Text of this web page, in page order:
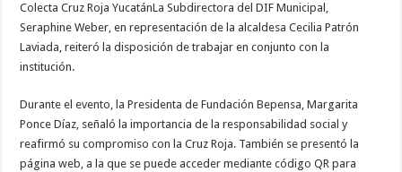
Colecta Cruz Roja YucatánLa Subdirectora del DIF Municipal,
Seraphine Weber, en representación de la alcaldesa Cecilia Patrón
Laviada, reiteró la disposición de trabajar en conjunto con la
institución.
Durante el evento, la Presidenta de Fundación Bepensa, Margarita
Ponce Díaz, señaló la importancia de la responsabilidad social y
reafirmó su compromiso con la Cruz Roja. También se presentó la
página web, a la que se puede acceder mediante código QR para